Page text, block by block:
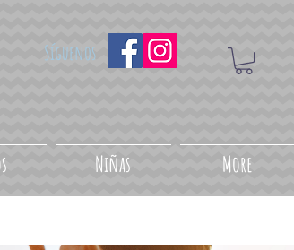
Niñas More
Síguenos